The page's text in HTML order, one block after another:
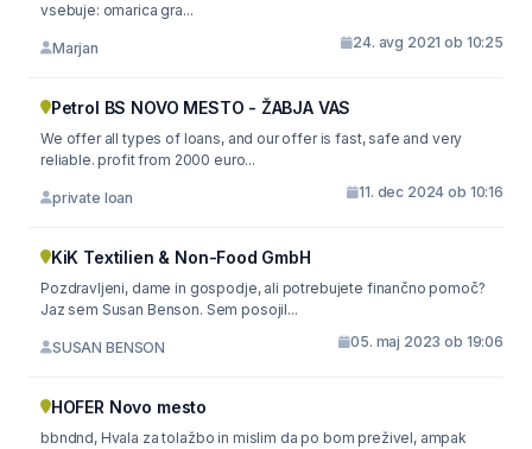
vsebuje: omarica gra...
Marjan 24. avg 2021 ob 10:25
Petrol BS NOVO MESTO - ŽABJA VAS
We offer all types of loans, and our offer is fast, safe and very
reliable. profit from 2000 euro...
private loan 11. dec 2024 ob 10:16
KiK Textilien & Non-Food GmbH
Pozdravljeni, dame in gospodje, ali potrebujete finančno pomoč?
Jaz sem Susan Benson. Sem posojil...
SUSAN BENSON 05. maj 2023 ob 19:06
HOFER Novo mesto
bbndnd, Hvala za tolažbo in mislim da po bom preživel, ampak